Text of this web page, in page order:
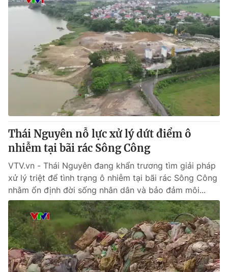
Thái Nguyên nỗ lực xử lý dứt điểm ô
nhiễm tại bãi rác Sông Công
VTV.vn - Thái Nguyên đang khẩn trương tìm giải pháp
xử lý triệt để tình trạng ô nhiễm tại bãi rác Sông Công
nhằm ổn định đời sống nhân dân và bảo đảm môi...